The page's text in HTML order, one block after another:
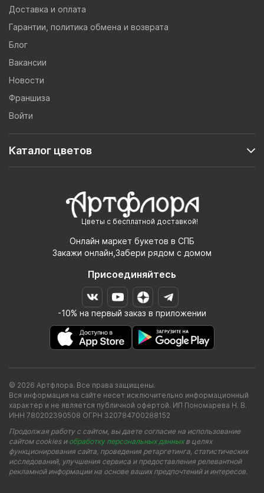
Цветы с бесплатной доставкой!
Онлайн маркет букетов в СПБ
Закажи онлайн,Забери рядом с домом
Присоединяйтесь
-10% на первый заказ в приложении
Доставка и оплата
Гарантии, политика обмена и возврата
Блог
Вакансии
Новости
Франшиза
Войти
Каталог цветов
© 2026 Артфлора. Все права защищены.
Вся информация на сайте несет исключительно информационный
характер и не является публичной офертой. ИП Пономарева Н. В.
ИНН 780202390508 ОГРН 320784700288152
Продолжая работу с сайтом, вы даете согласие на использование
сайтом cookies и обработку персональных данныхв целях
функционирования сайта, проведения ретаргетинга, статистических
исследований, улучшения сервиса и предоставления релевантной
рекламной информации на основе ваших предпочтений и интересов.